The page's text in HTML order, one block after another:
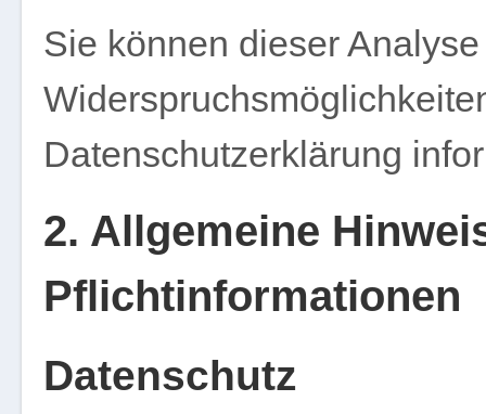
Sie können dieser
Datenschutzerklärung
2. Allgemeine
Pflichtinformationen
Datenschutz